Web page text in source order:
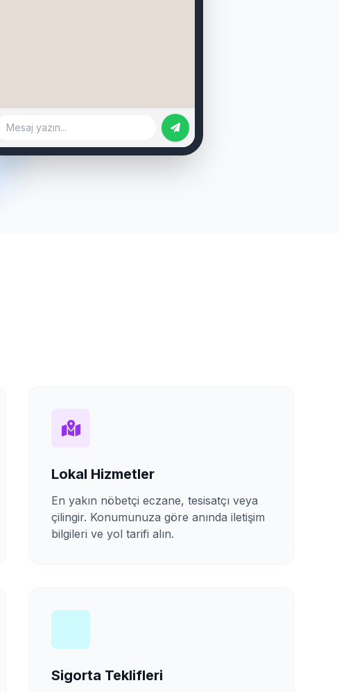
Mesaj yazın...
Lokal Hizmetler
En yakın nöbetçi eczane, tesisatçı veya
çilingir. Konumunuza göre anında iletişim
bilgileri ve yol tarifi alın.
Sigorta Teklifleri